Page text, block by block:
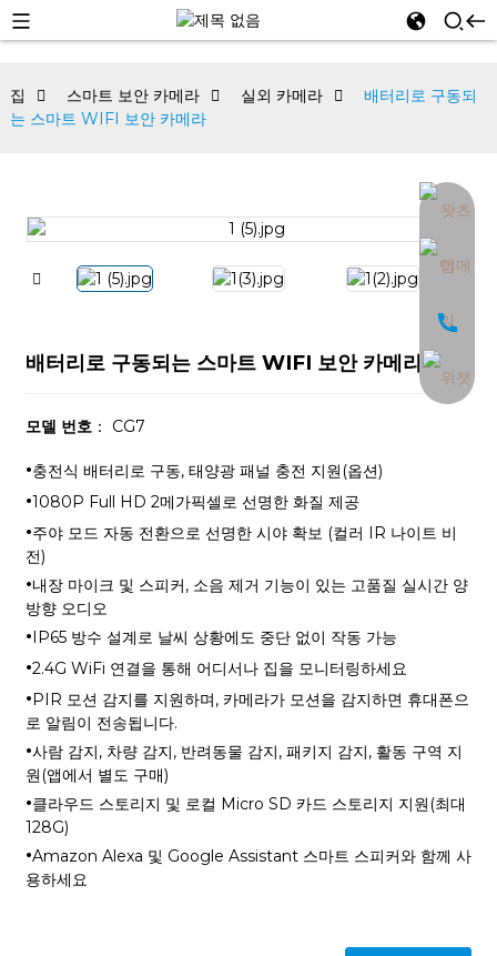
집 스마트 보안 카메라 실외 카메라
배터리로 구동되
는 스마트 WIFI 보안 카메라
배터리로 구동되는 스마트 WIFI 보안 카메라
모델 번호： CG7
·충전식 배터리로 구동, 태양광 패널 충전 지원(옵션)
·1080P Full HD 2메가픽셀로 선명한 화질 제공
·주야 모드 자동 전환으로 선명한 시야 확보 (컬러 IR 나이트 비
전)
·내장 마이크 및 스피커, 소음 제거 기능이 있는 고품질 실시간 양
방향 오디오
·IP65 방수 설계로 날씨 상황에도 중단 없이 작동 가능
·2.4G WiFi 연결을 통해 어디서나 집을 모니터링하세요
·PIR 모션 감지를 지원하며, 카메라가 모션을 감지하면 휴대폰으
로 알림이 전송됩니다.
·사람 감지, 차량 감지, 반려동물 감지, 패키지 감지, 활동 구역 지
원(앱에서 별도 구매)
·클라우드 스토리지 및 로컬 Micro SD 카드 스토리지 지원(최대
128G)
·Amazon Alexa 및 Google Assistant 스마트 스피커와 함께 사
용하세요